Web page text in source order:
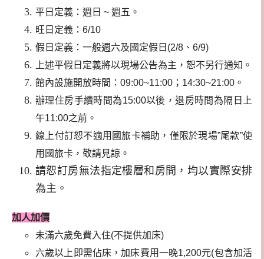
平日定義：週日 ~ 週五。
旺日定義：6/10
假日定義：一般週六及國定假日(2/8、6/9)
上述平假日定義將以現場公告為主，恕不另行通知。
館內設施開放時間：09:00~11:00；14:30~21:00。
辦理住房手續時間為15:00以後，退房時間為隔日上
午11:00之前。
線上付訂恕不適用國旅卡補助，僅限於現場”尾款”使
用國旅卡，敬請見諒。
請恕訂房無法指定樓層和房間，均以實際安排
為主。
加人加價
未滿六歲免費入住(不提供加床)
六歲以上即需佔床，加床費用一晚1,200元(包含加活